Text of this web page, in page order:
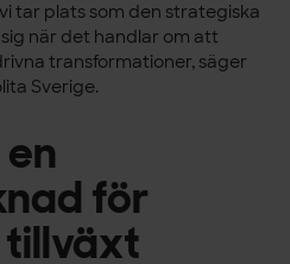
tar plats som den strategiska
när det handlar om att
transformationer, säger
Sverige.
för